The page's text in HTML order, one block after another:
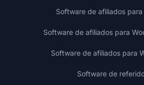
Software de afiliados
Software de afiliados para
Software de afiliados para
Software de